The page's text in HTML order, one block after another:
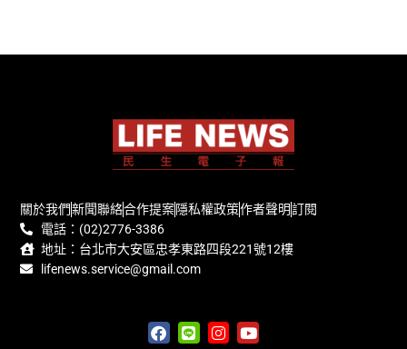
關於我們新聞聯絡合作提案隱私權政策作者聲明訂閱
電話：(02)2776-3386
地址：台北市大安區忠孝東路四段221號12樓
lifenews.service@gmail.com